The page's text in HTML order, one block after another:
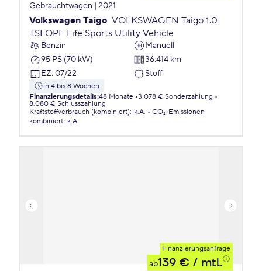
Gebrauchtwagen | 2021
Volkswagen Taigo VOLKSWAGEN Taigo 1.0
TSI OPF Life Sports Utility Vehicle
Benzin
Manuell
95 PS (70 kW)
36.414 km
EZ: 07/22 Stoff
in 4 bis 8 Wochen
Finanzierungsdetails:48 Monate 3.078 € Sonderzahlung
8.080 € Schlusszahlung
Kraftstoffverbrauch (kombiniert): k.A.
CO₂-Emissionen
kombiniert: k.A.
Finanzierungsanfrage
ab139 € / mtl.